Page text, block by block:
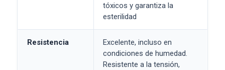
tóxicos y garantiza la
esterilidad
Resistencia
Excelente, incluso en
condiciones de humedad.
Resistente a la tensión,